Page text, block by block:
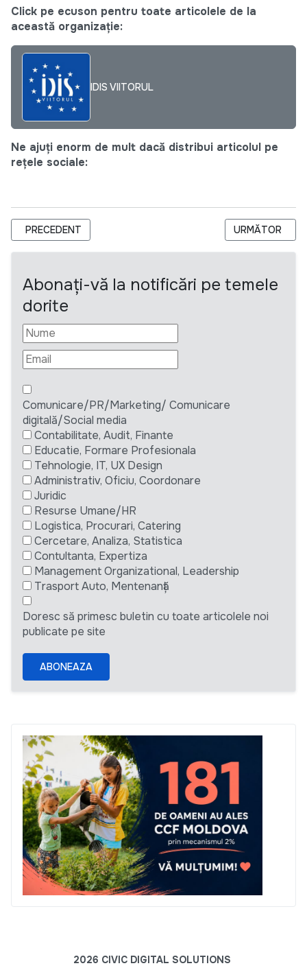
Click pe ecuson pentru toate articolele de la
această organizație:
IDIS VIITORUL
Ne ajuți enorm de mult dacă distribui articolul pe
rețele sociale:
ARTICOL PRECEDENT: FUNDAȚIA DE BINEFACERE CARITAS
PRECEDENT ARTICOLUL
URMĂTOR
Abonați-vă la notificări pe temele
dorite
Comunicare/PR/Marketing/ Comunicare
digitală/Social media
Contabilitate, Audit, Finante
Educatie, Formare Profesionala
Tehnologie, IT, UX Design
Administrativ, Oficiu, Coordonare
Juridic
Resurse Umane/HR
Logistica, Procurari, Catering
Cercetare, Analiza, Statistica
Contultanta, Expertiza
Management Organizational, Leadership
Trasport Auto, Mentenanță
Doresc să primesc buletin cu toate articolele noi
publicate pe site
ABONEAZA
2026 CIVIC DIGITAL SOLUTIONS